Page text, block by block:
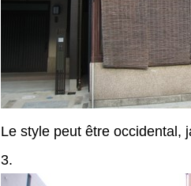
Le style peut être occidental,
3.